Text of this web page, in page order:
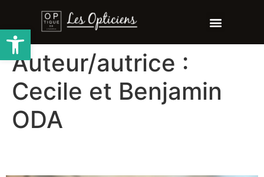
Ouvrir la barre d’outils
Auteur/autrice :
Cecile et Benjamin
ODA